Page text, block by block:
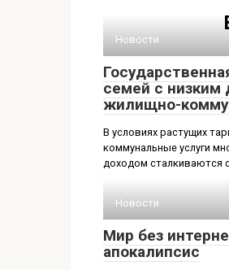
Новости
семей с низким
жилищно-
В условиях растущих
коммунальные услуги
доходом сталкиваются
Новости
Мир без
апокалипсис